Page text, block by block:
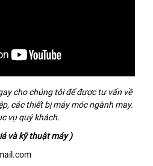
cho chúng tôi để được tư vấn về
các thiết bị máy móc ngành may.
vụ quý khách.
và kỹ thuật máy )